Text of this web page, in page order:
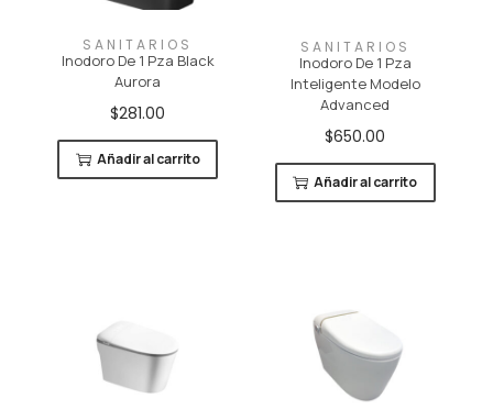
SANITARIOS
Inodoro De 1 Pza Black
Aurora
$281.00
Añadir al carrito
SANITARIOS
Inodoro De 1 Pza
Inteligente Modelo
Advanced
$650.00
Añadir al carrito